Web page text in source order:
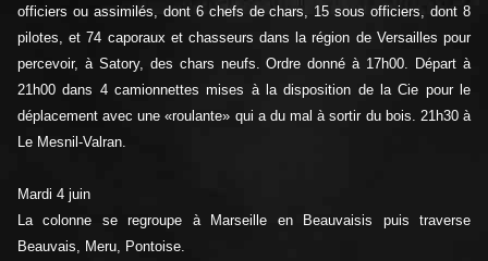
officiers ou assimilés, dont 6 chefs de chars, 15 sous officiers, dont 8
pilotes, et 74 caporaux et chasseurs dans la région de Versailles pour
percevoir, à Satory, des chars neufs. Ordre donné à 17h00. Départ à
21h00 dans 4 camionnettes mises à la disposition de la Cie pour le
déplacement avec une «roulante» qui a du mal à sortir du bois. 21h30 à
Le Mesnil-Valran.
Mardi 4 juin
La colonne se regroupe à Marseille en Beauvaisis puis traverse
Beauvais, Meru, Pontoise.